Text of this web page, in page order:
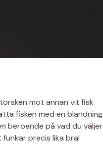
mot annan vit fisk
fisken med en blandning
beroende på vad du väljer
precis lika bra!